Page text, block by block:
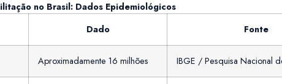
no Brasil: Dados Epidemiológicos
Dado Fonte
Aproximadamente 16 milhões IBGE / Pesquisa Nacional